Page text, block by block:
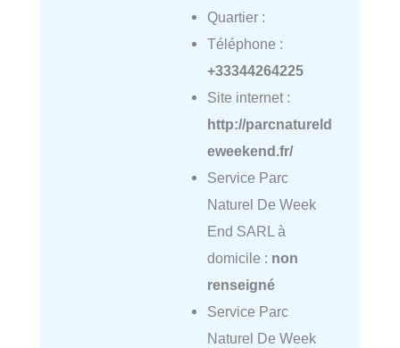
Quartier :
Téléphone :
+33344264225
Site internet :
http://parcnatureld
eweekend.fr/
Service Parc
Naturel De Week
End SARL à
domicile : non
renseigné
Service Parc
Naturel De Week